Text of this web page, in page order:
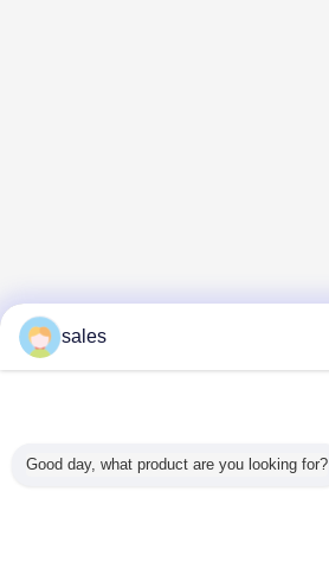
sales
Good day, what product are you looking for?